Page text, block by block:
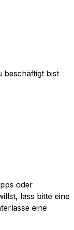
beschäftigt bist
oder
lass bitte eine
eine